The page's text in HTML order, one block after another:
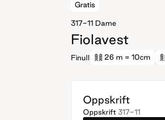
Gratis
317-11 Dame
Fiolavest
Finull 26 m = 10cm
Oppskrift
Oppskrift 317-11